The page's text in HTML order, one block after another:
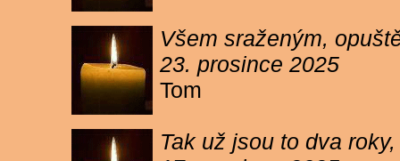
Všem sraženým,
23. prosince 2025
Tom
Tak už jsou to dva